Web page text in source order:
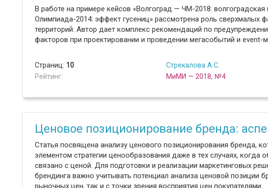
В работе на примере кейсов «Волгоград — ЧМ-2018:
Олимпиада-2014: эффект гусениц» рассмотрена роль сверхмалых
территорий. Автор дает комплекс рекомендаций по
факторов при проектировании и проведении мегасобытий и event-
Страниц: 10
Рейтинг:
Стрекалова А.С.
МиМИ — 2018, №4
Ценовое позиционирование бренда:
Статья посвящена анализу ценового позиционирования бренда,
элементом стратегии ценообразования даже в тех случаях, когда
связано с ценой. Для подготовки и реализации маркетинговых
брендинга важно учитывать потенциал анализа ценовой позиции
рыночных цен, так и с точки зрения восприятия цен покупателями.